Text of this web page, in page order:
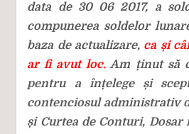
data de 30 06 2017, a
compunerea soldelor
baza de actualizare, ca și
ar fi avut loc. Am ținut să
pentru a înțelege și
contenciosul administrativ
și Curtea de Conturi, Dosar